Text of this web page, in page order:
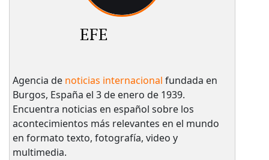
EFE
Agencia de noticias internacional fundada en
Burgos, España el 3 de enero de 1939.
Encuentra noticias en español sobre los
acontecimientos más relevantes en el mundo
en formato texto, fotografía, video y
multimedia.